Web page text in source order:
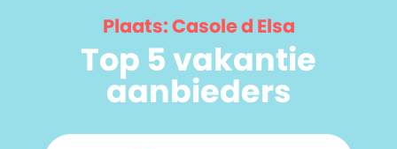
Plaats: Casole d Elsa
Top 5 vakantie
aanbieders